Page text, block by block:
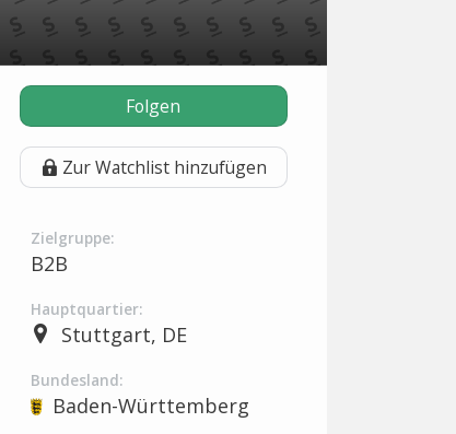
Folgen
Zur Watchlist hinzufügen
Zielgruppe:
B2B
Hauptquartier:
Stuttgart, DE
Bundesland:
Baden-Württemberg